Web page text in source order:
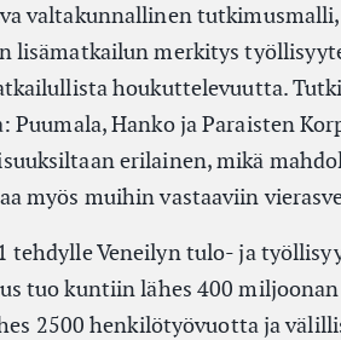
valtakunnallinen
lisämatkailun merkitys
houkuttelevuutta.
Hanko ja Paraisten
erilainen, mikä
myös muihin vastaaviin
tehdylle Veneilyn tulo- ja
tuo kuntiin lähes 400
2500 henkilötyövuotta ja